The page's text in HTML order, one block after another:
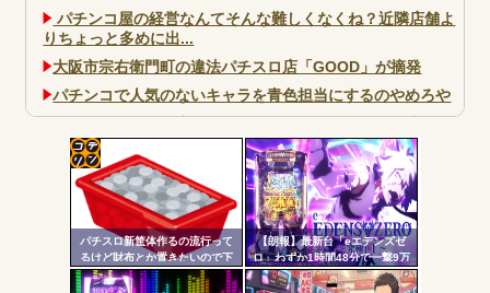
パチンコ屋の経営なんてそんな難しくなくね？近隣店舗よ
りちょっと多めに出...
大阪市宗右衛門町の違法パチスロ店「GOOD」が摘発
パチンコで人気のないキャラを青色担当にするのやめろや
「今までありがとう」と...
無職のパチンコカス(22)なんやが、ワイの人生どれくらい
ヤバいか教えて？...
AngelBeats!とかいうクソアニメの思い出ｗｗｗ
パチスロ新筐体作るの流行って
るけど財布とか置きたいので下
皿とか今まで通りがいいわ
【朗報】最新台「eエデンズゼ
ロ」わずか1時間48分で一撃9万
5000発コンプリートを達成して
しまうｗ 究極LT期待出玉2万発
コテ
リン
- 固
定リ